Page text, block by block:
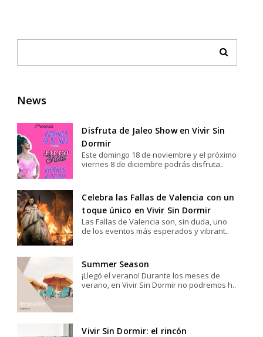
News
Disfruta de Jaleo Show en Vivir Sin
Dormir
Este domingo 18 de noviembre y el próximo
viernes 8 de diciembre podrás disfruta..
Celebra las Fallas de Valencia con un
toque único en Vivir Sin Dormir
Las Fallas de Valencia son, sin duda, uno
de los eventos más esperados y vibrant..
Summer Season
¡Llegó el verano! Durante los meses de
verano, en Vivir Sin Dormir no podremos h..
Vivir Sin Dormir: el rincón